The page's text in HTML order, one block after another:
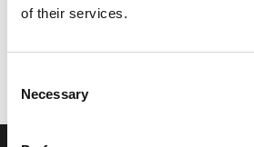
of their services.
Selection
Necessary